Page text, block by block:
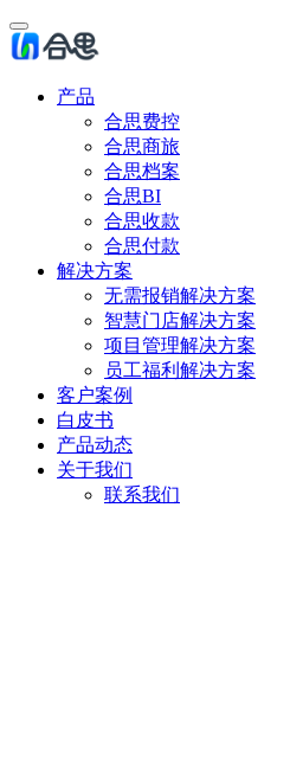
产品
合思费控
合思商旅
合思档案
合思BI
合思收款
合思付款
解决方案
无需报销解决方案
智慧门店解决方案
项目管理解决方案
员工福利解决方案
客户案例
白皮书
产品动态
关于我们
联系我们